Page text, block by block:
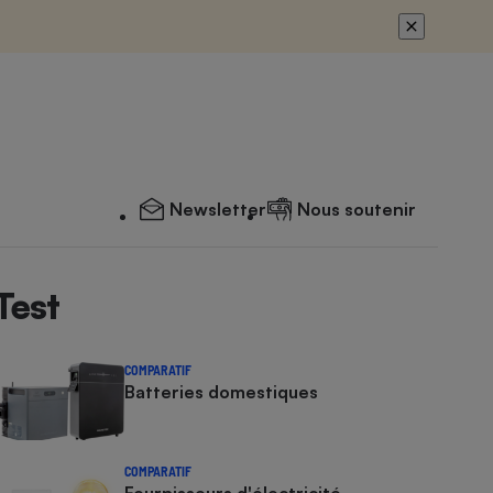
Newsletter Nous soutenir
COMPARATIF
Batteries domestiques
COMPARATIF